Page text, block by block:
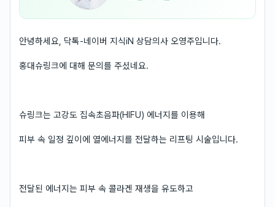
안녕하세요, 닥톡-네이버 지식iN 상담의사 오영주입니다.
홍대슈링크에 대해 문의를 주셨네요.
슈링크는 고강도 집속초음파(HIFU) 에너지를 이용해
피부 속 일정 깊이에 열에너지를 전달하는 리프팅 시술입니다.
전달된 에너지는 피부 속 콜라겐 재생을 유도하고